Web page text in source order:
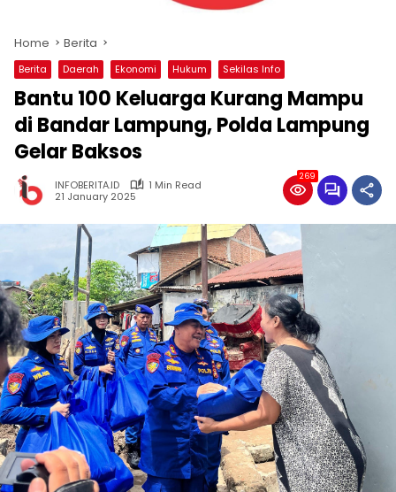
Home Berita
Berita Daerah Ekonomi Hukum Sekilas Info
Bantu 100 Keluarga Kurang Mampu
di Bandar Lampung, Polda Lampung
Gelar Baksos
INFOBERITA.ID
1 Min Read
21 January 2025
269